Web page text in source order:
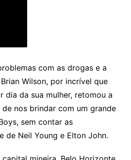
com as drogas e a
Wilson, por incrível que
dia da sua mulher, retomou a
nos brindar com um grande
sem contar as
de Neil Young e Elton John.